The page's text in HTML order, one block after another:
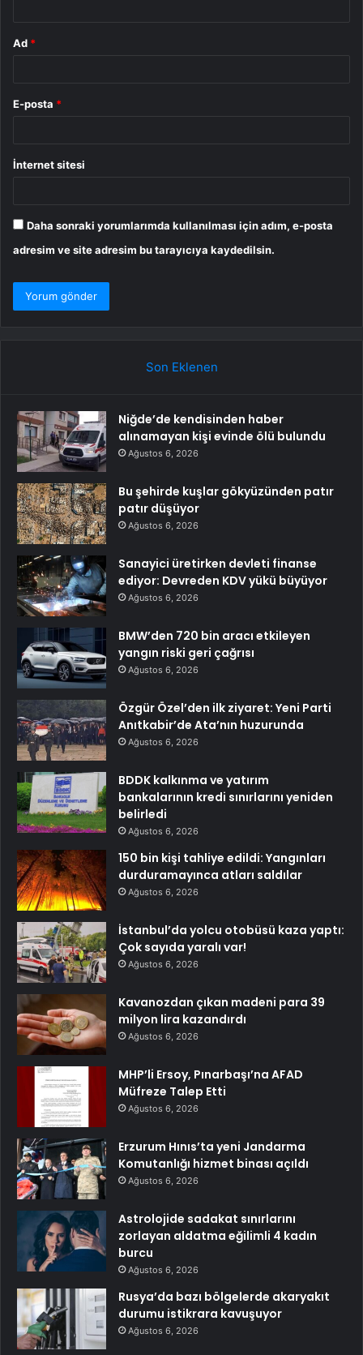
Ad *
E-posta *
İnternet sitesi
Daha sonraki yorumlarımda kullanılması için adım, e-posta
adresim ve site adresim bu tarayıcıya kaydedilsin.
Son Eklenen
Niğde’de kendisinden haber
alınamayan kişi evinde ölü bulundu
Ağustos 6, 2026
Bu şehirde kuşlar gökyüzünden patır
patır düşüyor
Ağustos 6, 2026
Sanayici üretirken devleti finanse
ediyor: Devreden KDV yükü büyüyor
Ağustos 6, 2026
BMW’den 720 bin aracı etkileyen
yangın riski geri çağrısı
Ağustos 6, 2026
Özgür Özel’den ilk ziyaret: Yeni Parti
Anıtkabir’de Ata’nın huzurunda
Ağustos 6, 2026
BDDK kalkınma ve yatırım
bankalarının kredi sınırlarını yeniden
belirledi
Ağustos 6, 2026
150 bin kişi tahliye edildi: Yangınları
durduramayınca atları saldılar
Ağustos 6, 2026
İstanbul’da yolcu otobüsü kaza yaptı:
Çok sayıda yaralı var!
Ağustos 6, 2026
Kavanozdan çıkan madeni para 39
milyon lira kazandırdı
Ağustos 6, 2026
MHP’li Ersoy, Pınarbaşı’na AFAD
Müfreze Talep Etti
Ağustos 6, 2026
Erzurum Hınıs’ta yeni Jandarma
Komutanlığı hizmet binası açıldı
Ağustos 6, 2026
Astrolojide sadakat sınırlarını
zorlayan aldatma eğilimli 4 kadın
burcu
Ağustos 6, 2026
Rusya’da bazı bölgelerde akaryakıt
durumu istikrara kavuşuyor
Ağustos 6, 2026